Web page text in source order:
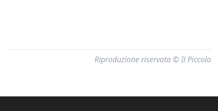
Riproduzione riservata © Il Piccolo